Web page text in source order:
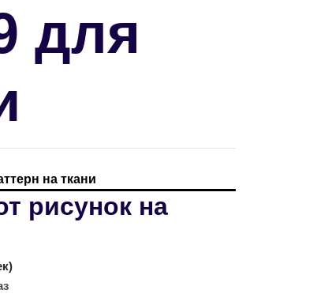
для
на ткани
рисунок на
)